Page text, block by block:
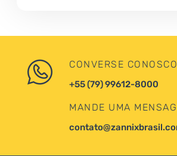
CONVERSE CONOSCO
+55 (79) 99612-8000
MANDE UMA